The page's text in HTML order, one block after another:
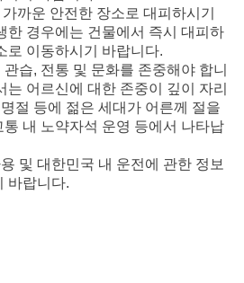
까운 안전한 장소로 대피하시기
한 경우에는 건물에서 즉시 대피하
로 이동하시기 바랍니다.
습, 전통 및 문화를 존중해야 합니
는 어르신에 대한 존중이 깊이 자리
절 등에 젊은 세대가 어른께 절을
내 노약자석 운영 등에서 나타납
및 대한민국 내 운전에 관한 정보
바랍니다.